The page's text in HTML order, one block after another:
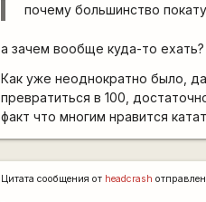
почему большинство
а зачем вообще куда-то
Как уже неоднократно было,
превратиться в 100,
факт что многим нравится
Цитата сообщения от headcrash